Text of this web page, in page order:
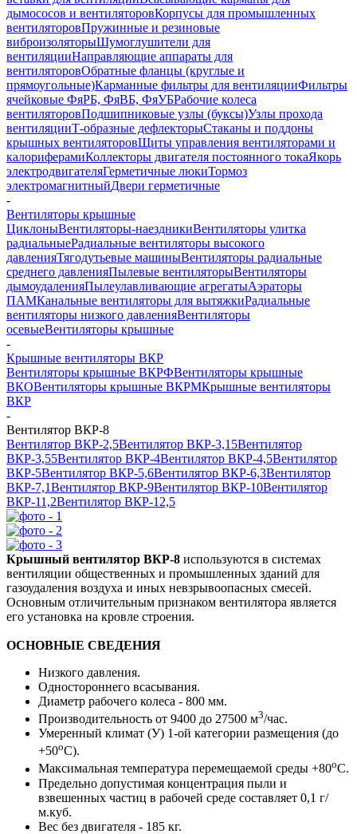
дымососов и вентиляторовКорпусы для промышленных
вентиляторовПружинные и резиновые
виброизоляторыШумоглушители для
вентиляцииНаправляющие аппараты для
вентиляторовОбратные фланцы (круглые и
прямоугольные)Карманные фильтры для вентиляцииФильтры
ячейковые ФяРБ, ФяВБ, ФяУБРабочие колеса
вентиляторовПодшипниковые узлы (буксы)Узлы прохода
вентиляцииТ-образные дефлекторыСтаканы и поддоны
крышных вентиляторовЩиты управления вентиляторами и
калориферамиКоллекторы двигателя постоянного токаЯкорь
электродвигателяГерметичные люкиТормоз
электромагнитныйДвери герметичные
-
Вентиляторы крышные
ЦиклоныВентиляторы-наездникиВентиляторы улитка
радиальныеРадиальные вентиляторы высокого
давленияТягодутьевые машиныВентиляторы радиальные
среднего давленияПылевые вентиляторыВентиляторы
дымоудаленияПылеулавливающие агрегатыАэраторы
ПАМКанальные вентиляторы для вытяжкиРадиальные
вентиляторы низкого давленияВентиляторы
осевыеВентиляторы крышные
-
Крышные вентиляторы ВКР
Вентиляторы крышные ВКРФВентиляторы крышные
ВКОВентиляторы крышные ВКРМКрышные вентиляторы
ВКР
-
Вентилятор ВКР-8
Вентилятор ВКР-2,5Вентилятор ВКР-3,15Вентилятор
ВКР-3,55Вентилятор ВКР-4Вентилятор ВКР-4,5Вентилятор
ВКР-5Вентилятор ВКР-5,6Вентилятор ВКР-6,3Вентилятор
ВКР-7,1Вентилятор ВКР-9Вентилятор ВКР-10Вентилятор
ВКР-11,2Вентилятор ВКР-12,5
Крышный вентилятор ВКР-8 используются в системах
вентиляции общественных и промышленных зданий для
газоудаления воздуха и иных невзрывоопасных смесей.
Основным отличительным признаком вентилятора является
его установка на кровле строения.
ОСНОВНЫЕ СВЕДЕНИЯ
Низкого давления.
Одностороннего всасывания.
Диаметр рабочего колеса - 800 мм.
Производительность от 9400 до 27500 м3/час.
Умеренный климат (У) 1-ой категории размещения (до
+50оС).
Максимальная температура перемещаемой среды +80оС.
Предельно допустимая концентрация пыли и
взвешенных частиц в рабочей среде составляет 0,1 г/
м.куб.
Вес без двигателя - 185 кг.